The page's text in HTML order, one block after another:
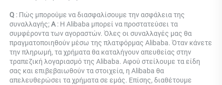
Q : Πώς μπορούμε να διασφαλίσουμε την ασφάλεια της
συναλλαγής; Α : Η Alibaba μπορεί να προστατεύσει τα
συμφέροντα των αγοραστών. Όλες οι συναλλαγές μας θα
πραγματοποιηθούν μέσω της πλατφόρμας Alibaba. Όταν κάνετε
την πληρωμή, τα χρήματα θα καταλήγουν απευθείας στην
τραπεζική λογαριασμό της Alibaba. Αφού στείλουμε τα είδη
σας και επιβεβαιωθούν τα στοιχεία, η Alibaba θα
απελευθερώσει τα χρήματα σε εμάς. Επίσης, διαθέτουμε